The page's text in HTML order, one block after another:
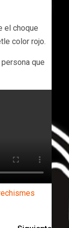
el choque
color rojo.
que